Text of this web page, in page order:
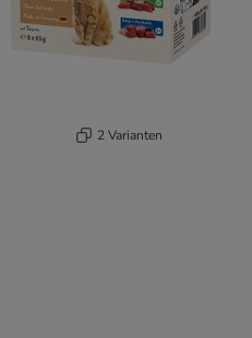
2 Varianten